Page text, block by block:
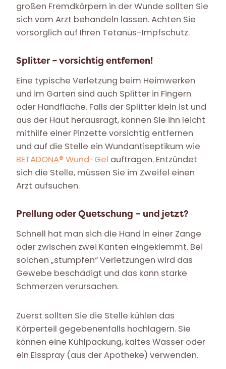
großen Fremdkörpern in der Wunde sollten Sie
sich vom Arzt behandeln lassen. Achten Sie
vorsorglich auf Ihren Tetanus-Impfschutz.
Splitter – vorsichtig entfernen!
Eine typische Verletzung beim Heimwerken
und im Garten sind auch Splitter in Fingern
oder Handfläche. Falls der Splitter klein ist und
aus der Haut herausragt, können Sie ihn leicht
mithilfe einer Pinzette vorsichtig entfernen
und auf die Stelle ein Wundantiseptikum wie
BETADONA® Wund-Gel auftragen. Entzündet
sich die Stelle, müssen Sie im Zweifel einen
Arzt aufsuchen.
Prellung oder Quetschung – und jetzt?
Schnell hat man sich die Hand in einer Zange
oder zwischen zwei Kanten eingeklemmt. Bei
solchen „stumpfen“ Verletzungen wird das
Gewebe beschädigt und das kann starke
Schmerzen verursachen.
Zuerst sollten Sie die Stelle kühlen das
Körperteil gegebenenfalls hochlagern. Sie
können eine Kühlpackung, kaltes Wasser oder
ein Eisspray (aus der Apotheke) verwenden.